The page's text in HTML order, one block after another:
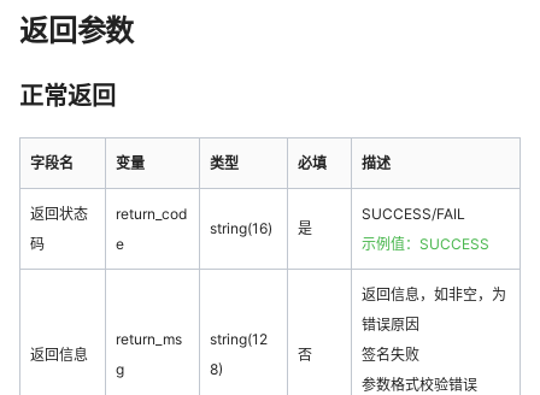
返回参数
正常返回
字段名 变量 类型 必填 描述
返回状态
码
return_cod
e
string(16) 是
SUCCESS/FAIL
示例值：SUCCESS
返回信息
return_ms
g
string(12
8)
否
返回信息，如非空，为
错误原因
签名失败
参数格式校验错误